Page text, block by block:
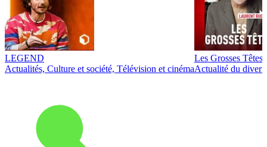
LEGEND
Actualités, Culture et société, Télévision et cinéma
Les Grosses Têtes
Actualité du